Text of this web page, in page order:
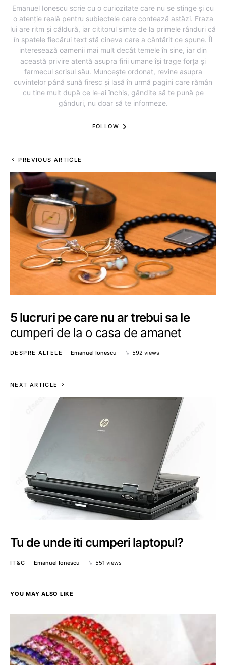
Emanuel Ionescu scrie cu o curiozitate care nu se stinge și cu
o atenție reală pentru subiectele care contează astăzi. Fraza
lui are ritm și căldură, iar cititorul simte de la primele rânduri că
în spatele fiecărui text stă cineva care a cântărit ce spune. Îl
interesează oamenii mai mult decât temele în sine, iar din
această privire atentă asupra firii umane își trage forța și
farmecul scrisul său. Muncește ordonat, revine asupra
cuvintelor până sună firesc și lasă în urmă pagini care rămân
cu tine mult după ce le-ai închis, gândite să te pună pe
gânduri, nu doar să te informeze.
FOLLOW
PREVIOUS ARTICLE
5 lucruri pe care nu ar trebui sa le
cumperi de la o casa de amanet
DESPRE ALTELE Emanuel Ionescu 592 views
NEXT ARTICLE
Tu de unde iti cumperi laptopul?
IT&C Emanuel Ionescu 551 views
YOU MAY ALSO LIKE